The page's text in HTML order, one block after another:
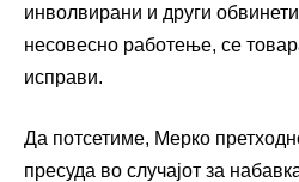
инволвирани и други
несовесно работење, се
исправи.
Да потсетиме, Мерко
пресуда во случајот за